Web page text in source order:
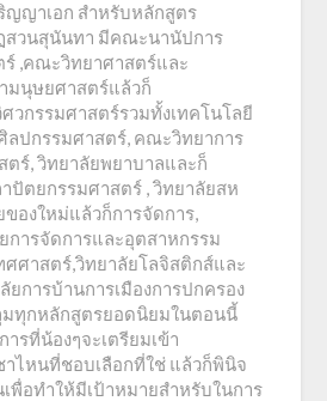
ญาเอก สำหรับหลักสูตร
สวนสุนันทา มีคณะนานัปการ
,คณะวิทยาศาสตร์และ
มนุษยศาสตร์แล้วก็
วกรรมศาสตร์รวมทั้งเทคโนโลยี
ปกรรมศาสตร์, คณะวิทยาการ
ร์, วิทยาลัยพยาบาลและก็
ปัตยกรรมศาสตร์ , วิทยาลัยสห
ของใหม่แล้วก็การจัดการ,
การจัดการและอุตสาหกรรม
ศศาสตร์,วิทยาลัยโลจิสติกส์และ
ยการบ้านการเมืองการปกครอง
มทุกหลักสูตรยอดนิยมในตอนนี้
รที่น้องๆจะเตรียมเข้า
ไหนที่ชอบเลือกที่ใช่ แล้วก็พินิจ
พื่อทำให้มีเป้าหมายสำหรับในการ